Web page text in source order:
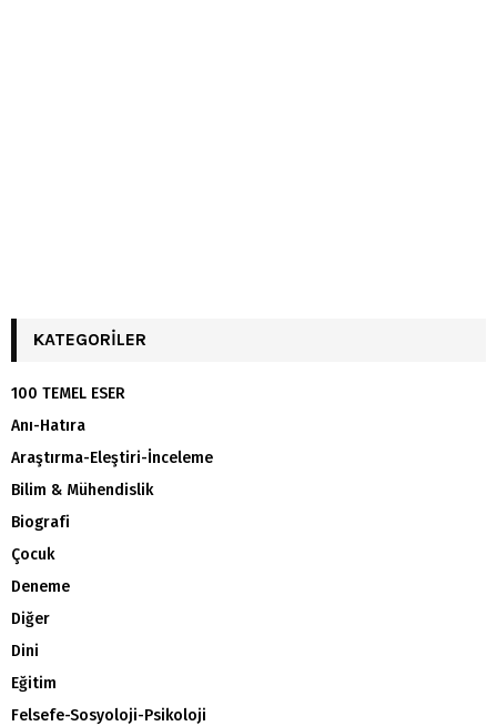
KATEGORILER
100 TEMEL ESER
Anı-Hatıra
Araştırma-Eleştiri-İnceleme
Bilim & Mühendislik
Biografi
Çocuk
Deneme
Diğer
Dini
Eğitim
Felsefe-Sosyoloji-Psikoloji